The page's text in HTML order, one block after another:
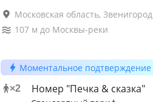
Московская область, Звенигород
107м до Москвы-реки
Моментальное подтверждение
×2 Номер "Печка & сказка"